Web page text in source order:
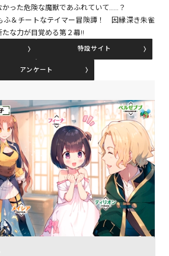
コミックエッセイ
閉じる
った危険な魔獣であふれていて……？
ふ＆チートなテイマー冒険譚！ 因縁深き朱雀
たな力が目覚める第２幕!!
特設サイト
アンケート